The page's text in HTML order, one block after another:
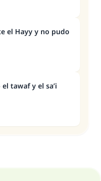
el Hayy y no pudo
tawaf y el sa’i